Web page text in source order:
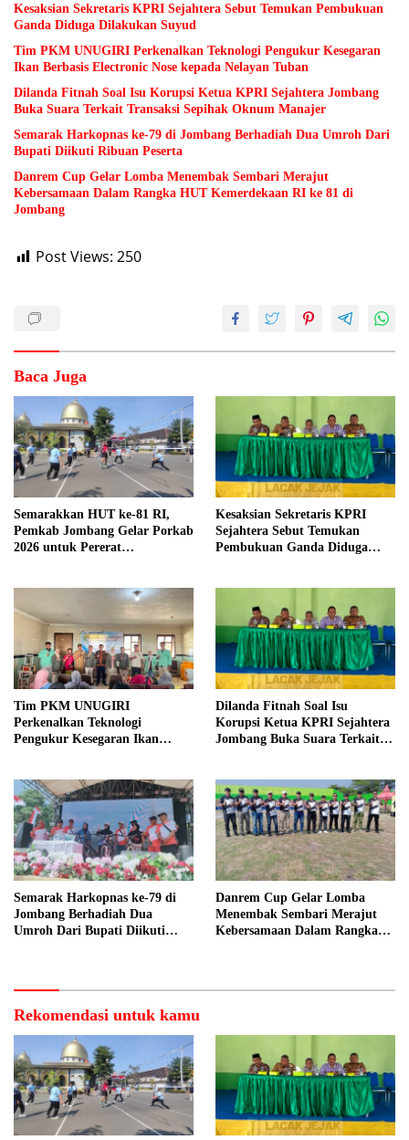
Kesaksian Sekretaris KPRI Sejahtera Sebut Temukan Pembukuan
Ganda Diduga Dilakukan Suyud
Tim PKM UNUGIRI Perkenalkan Teknologi Pengukur Kesegaran
Ikan Berbasis Electronic Nose kepada Nelayan Tuban
Dilanda Fitnah Soal Isu Korupsi Ketua KPRI Sejahtera Jombang
Buka Suara Terkait Transaksi Sepihak Oknum Manajer
Semarak Harkopnas ke-79 di Jombang Berhadiah Dua Umroh Dari
Bupati Diikuti Ribuan Peserta
Danrem Cup Gelar Lomba Menembak Sembari Merajut
Kebersamaan Dalam Rangka HUT Kemerdekaan RI ke 81 di
Jombang
Post Views: 250
Baca Juga
Semarakkan HUT ke-81 RI,
Pemkab Jombang Gelar Porkab
2026 untuk Pererat
Kesaksian Sekretaris KPRI
Sejahtera Sebut Temukan
Pembukuan Ganda Diduga
Tim PKM UNUGIRI
Perkenalkan Teknologi
Pengukur Kesegaran Ikan
Dilanda Fitnah Soal Isu
Korupsi Ketua KPRI Sejahtera
Jombang Buka Suara Terkait
Semarak Harkopnas ke-79 di
Jombang Berhadiah Dua
Umroh Dari Bupati Diikuti
Danrem Cup Gelar Lomba
Menembak Sembari Merajut
Kebersamaan Dalam Rangka
Rekomendasi untuk kamu